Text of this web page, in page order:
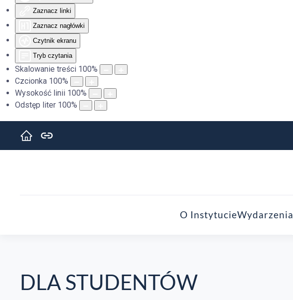
Zaznacz linki
Zaznacz nagłówki
Czytnik ekranu
Tryb czytania
Skalowanie treści 100%
Czcionka 100%
Wysokość linii 100%
Odstęp liter 100%
O InstytucieWydarzenia
DLA STUDENTÓW